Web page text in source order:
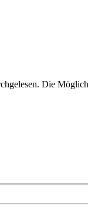
Die